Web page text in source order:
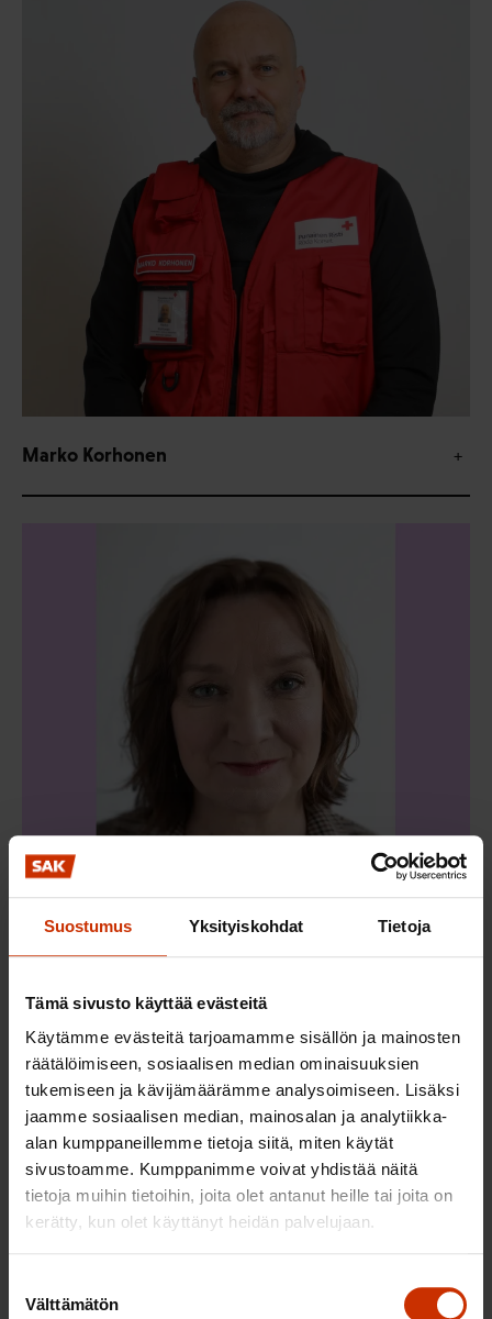
Suostumus Yksityiskohdat Tietoja
Tämä sivusto käyttää evästeitä
Käytämme evästeitä tarjoamamme sisällön ja mainosten
räätälöimiseen, sosiaalisen median ominaisuuksien
tukemiseen ja kävijämäärämme analysoimiseen. Lisäksi
jaamme sosiaalisen median, mainosalan ja analytiikka-
alan kumppaneillemme tietoja siitä, miten käytät
sivustoamme. Kumppanimme voivat yhdistää näitä
tietoja muihin tietoihin, joita olet antanut heille tai joita on
kerätty, kun olet käyttänyt heidän palvelujaan.
valinta
Välttämätön
Marko Korhonen
Eeva Lehtimäki